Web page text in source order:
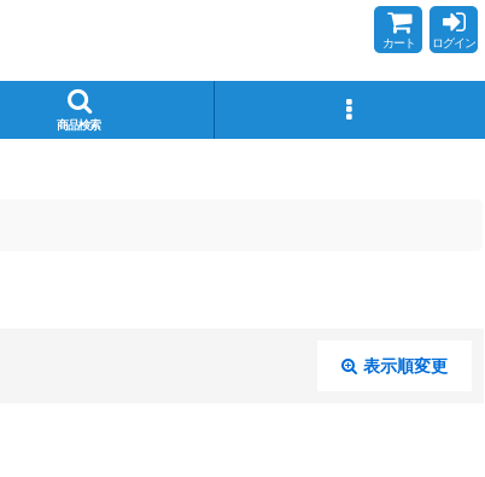
カート ログイン
商品検索
表示順変更